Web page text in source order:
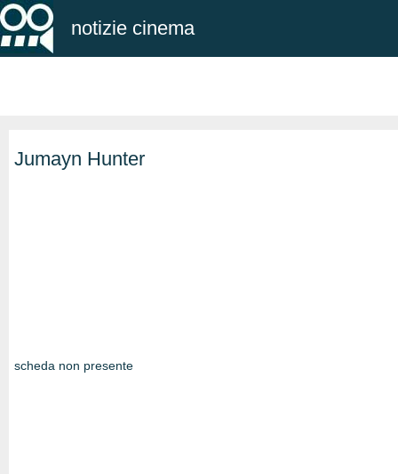
notizie cinema
Jumayn Hunter
scheda non presente